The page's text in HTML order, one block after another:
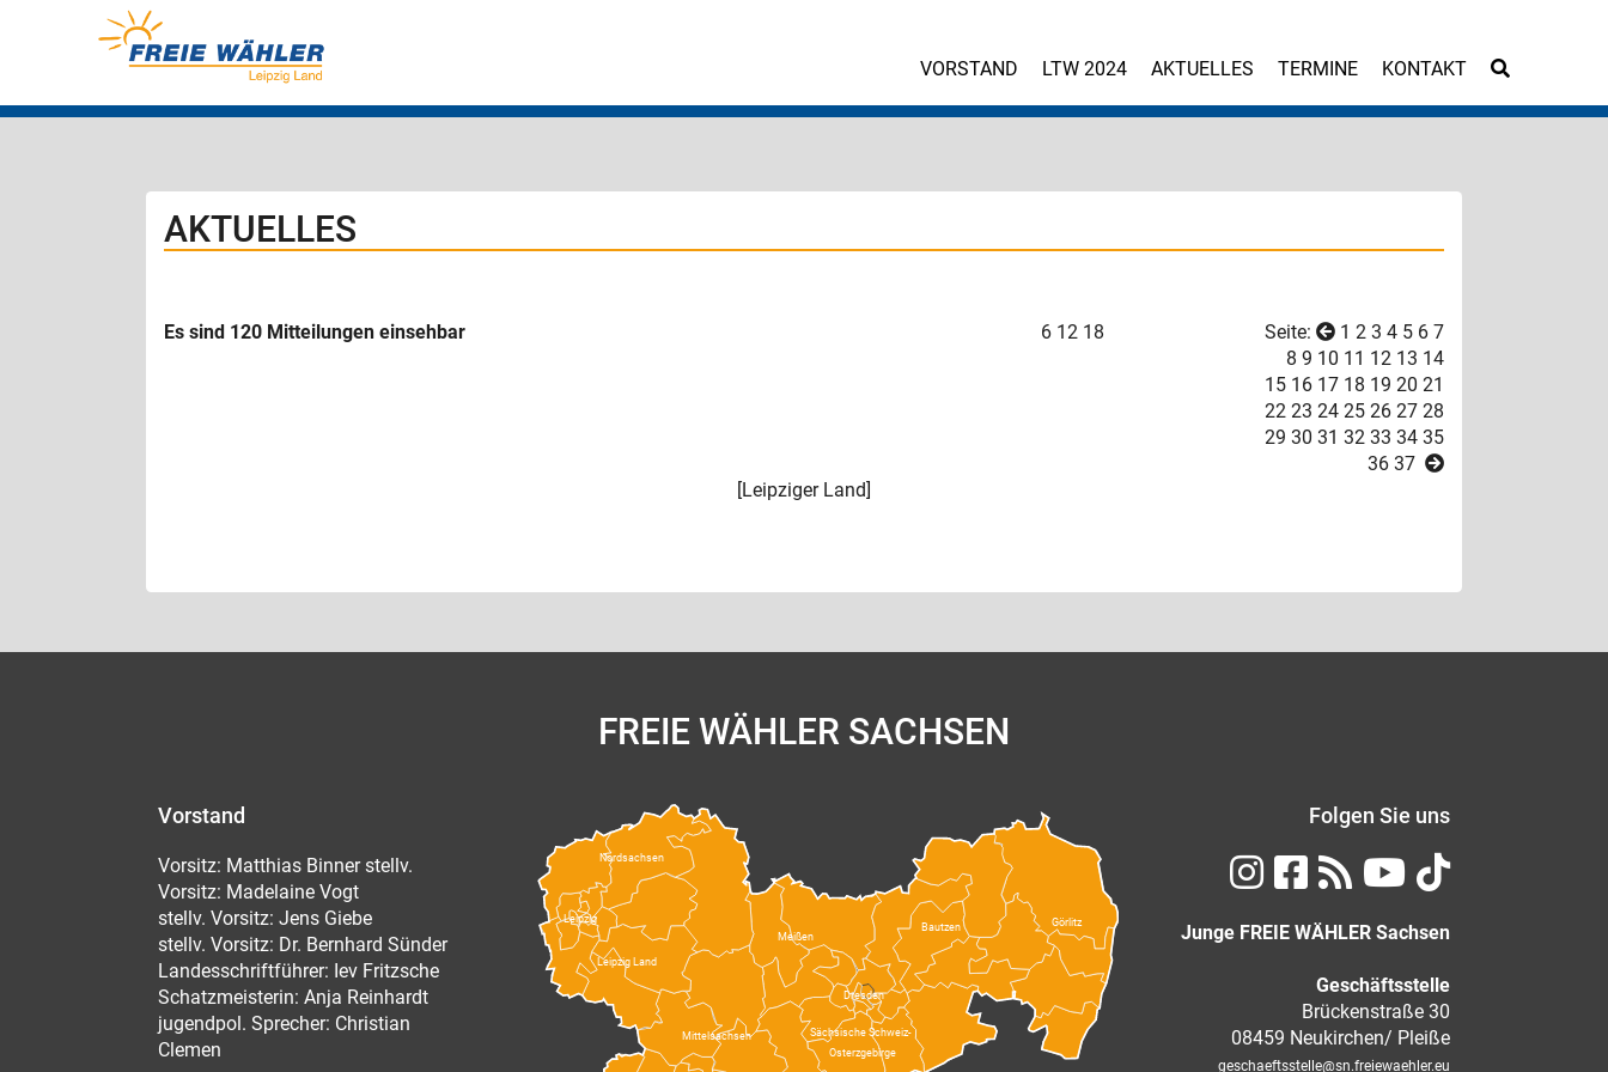
VORSTAND LTW 2024 AKTUELLES TERMINE KONTAKT
AKTUELLES
Es sind 120 Mitteilungen einsehbar 6 12 18 Seite: 1 2 3 4 5 6 7
8 9 10 11 12 13 14
15 16 17 18 19 20 21
22 23 24 25 2627 28
29 30 31 32 33 34 35
36 37
[Leipziger Land]
FREIE WÄHLER SACHSEN
Vorstand
Vorsitz: Matthias Binner stellv.
Vorsitz: Madelaine Vogt
stellv. Vorsitz: Jens Giebe
stellv. Vorsitz: Dr. Bernhard Sünder
Landesschriftführer: Iev Fritzsche
Schatzmeisterin: Anja Reinhardt
jugendpol. Sprecher: Christian
Clemen
Bautzen Görlitz
Leipzig
Leipzig Land
Meißen
Mittelsachsen
Nordsachsen
Osterzgebirge
Sächsische Schweiz-
Dresden
Folgen Sie uns
Junge FREIE WÄHLER Sachsen
Geschäftsstelle
Brückenstraße 30
08459 Neukirchen/ Pleiße
geschaeftsstelle@sn.freiewaehler.eu